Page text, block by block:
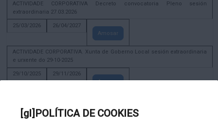
[gl]POLÍTICA DE COOKIES
ACTIVIDADE CORPORATIVA Decreto convocatoria Pleno sesión
extraordinaria 27.03.2026
25/03/2026
26/04/2027
Amosar
ACTIVIDADE CORPORATIVA. Xunta de Goberno Local sesión extraordinaria
e urxente do 29-10-2025
29/10/2025
29/11/2026
Amosar
constitutiva da Xunta de Goberno Local extraordinaria e urxente 21.6.2023